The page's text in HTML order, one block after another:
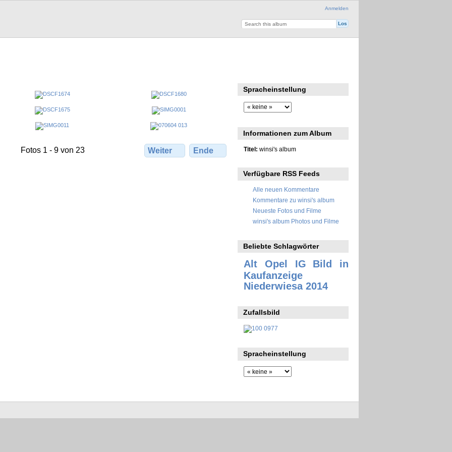
Anmelden
Fotos 1 - 9 von 23 Weiter Ende
Spracheinstellung
Informationen zum Album
Titel: winsi's album
Verfügbare RSS Feeds
Alle neuen Kommentare
Kommentare zu winsi's album
Neueste Fotos und Filme
winsi's album Photos und Filme
Beliebte Schlagwörter
Alt Opel IG
Bild in
Kaufanzeige
Niederwiesa 2014
Zufallsbild
Spracheinstellung